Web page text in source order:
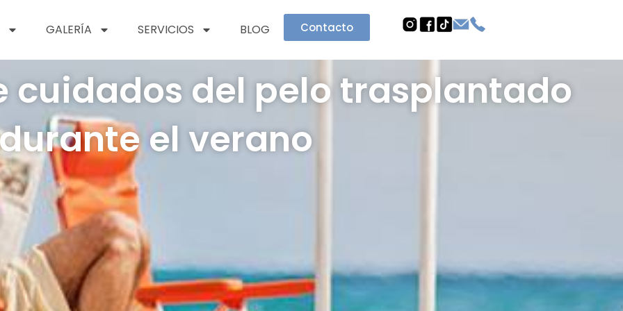
GALERÍA SERVICIOS BLOG Contacto
cuidados del pelo trasplantado
el verano